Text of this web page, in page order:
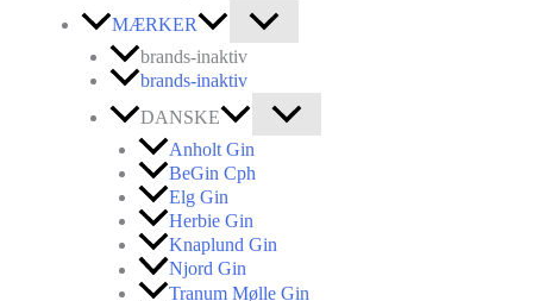
MÆRKER
brands-inaktiv
brands-inaktiv
DANSKE
Anholt Gin
BeGin Cph
Elg Gin
Herbie Gin
Knaplund Gin
Njord Gin
Tranum Mølle Gin